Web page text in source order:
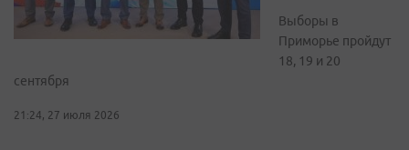
Выборы в
Приморье пройдут
18, 19 и 20
сентября
21:24, 27 июля 2026